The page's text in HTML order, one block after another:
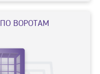
ВОРОТАМ